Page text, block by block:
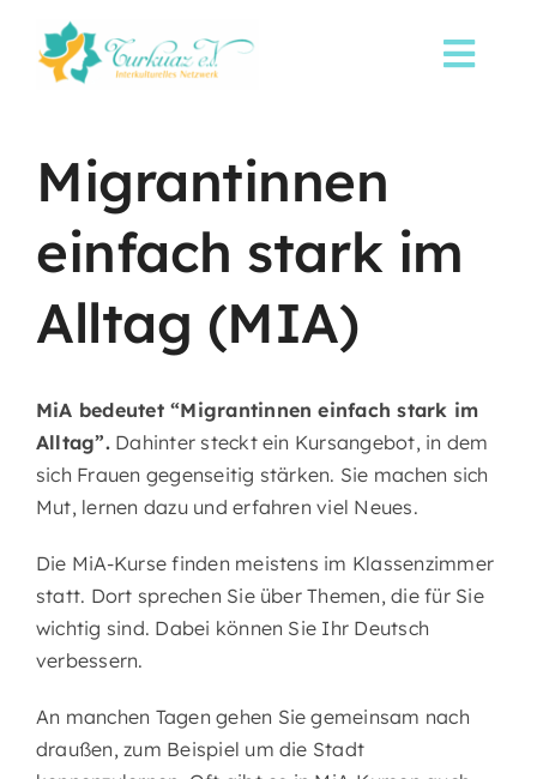
content
Über uns
Spenden
Kontakt
Migrantinnen
einfach stark im
Alltag (MIA)
MiA bedeutet “Migrantinnen einfach stark im
Alltag”.Dahinter steckt ein Kursangebot, in dem
sich Frauen gegenseitig stärken. Sie machen sich
Mut, lernen dazu und erfahren viel Neues.
Die MiA-Kurse finden meistens im Klassenzimmer
statt. Dort sprechen Sie über Themen, die für Sie
wichtig sind. Dabei können Sie Ihr Deutsch
verbessern.
An manchen Tagen gehen Sie gemeinsam nach
draußen, zum Beispiel um die Stadt